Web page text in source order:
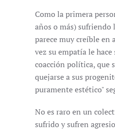
Como la primera
años o más)
parece muy creíble
vez su empatía le
coacción política, que
quejarse a sus
puramente estético"
No es raro en un
sufrido y sufren